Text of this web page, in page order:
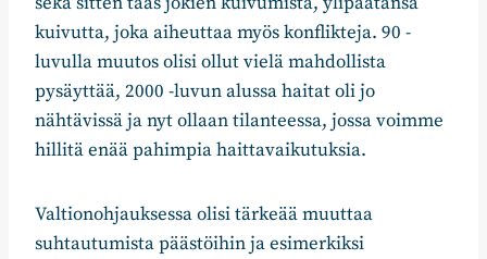
kuivutta, joka aiheuttaa myös konflikteja. 90 -
luvulla muutos olisi ollut vielä mahdollista
pysäyttää, 2000 -luvun alussa haitat oli jo
nähtävissä ja nyt ollaan tilanteessa, jossa voimme
hillitä enää pahimpia haittavaikutuksia.
Valtionohjauksessa olisi tärkeää muuttaa
suhtautumista päästöihin ja esimerkiksi